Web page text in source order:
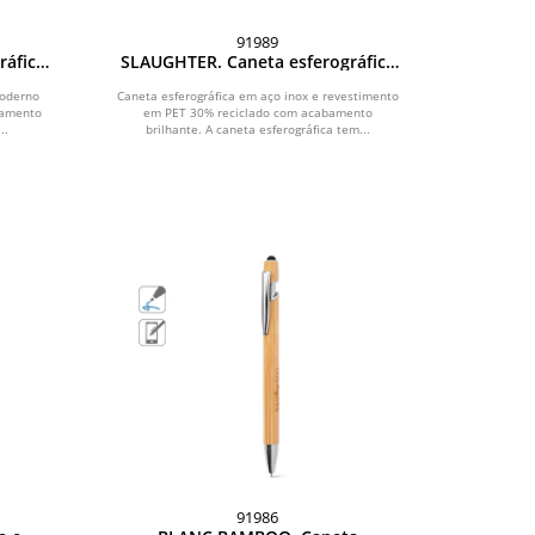
91989
SLAUGHTER. Caneta esferográfica
brilhante e escrita preta
Dokumental®
Caneta esferográfica em aço inox e revestimento
em PET 30% reciclado com acabamento
brilhante. A caneta esferográfica tem...
91986